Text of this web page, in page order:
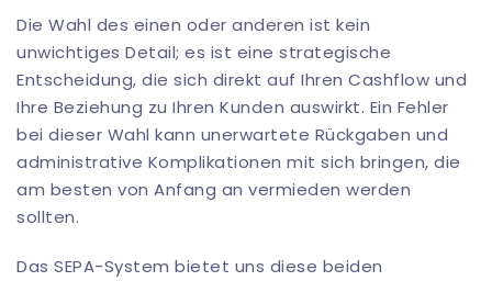
Die Wahl des einen oder anderen ist kein
unwichtiges Detail; es ist eine strategische
Entscheidung, die sich direkt auf Ihren Cashflow und
Ihre Beziehung zu Ihren Kunden auswirkt. Ein Fehler
bei dieser Wahl kann unerwartete Rückgaben und
administrative Komplikationen mit sich bringen, die
am besten von Anfang an vermieden werden
sollten.
Das SEPA-System bietet uns diese beiden